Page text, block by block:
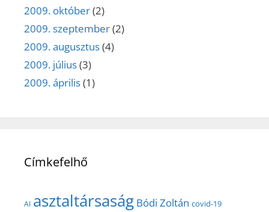
2009. október(2)
2009. szeptember(2)
2009. augusztus(4)
2009. július(3)
2009. április(1)
Címkefelhő
AI asztaltársaság Bódi Zoltán covid-19